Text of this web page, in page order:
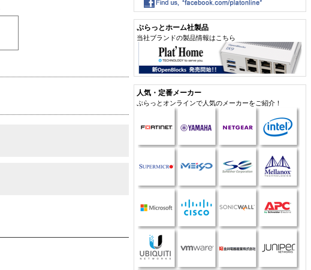
ぷらっとホーム社製品
当社ブランドの製品情報はこちら
人気・定番メーカー
ぷらっとオンラインで人気のメーカーをご紹介！